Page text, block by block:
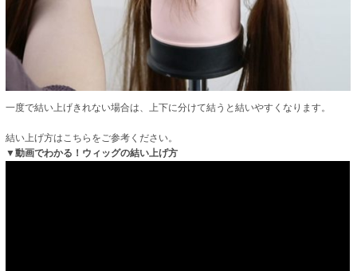
一度で結い上げきれない場合は、上下に分けて結うと結いやすくなります。
結い上げ方はこちらをご参考ください。
▼動画でわかる！ウィッグの結い上げ方